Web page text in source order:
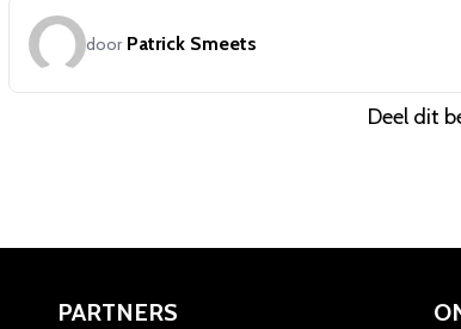
door Patrick Smeets
Deel dit
PARTNERS